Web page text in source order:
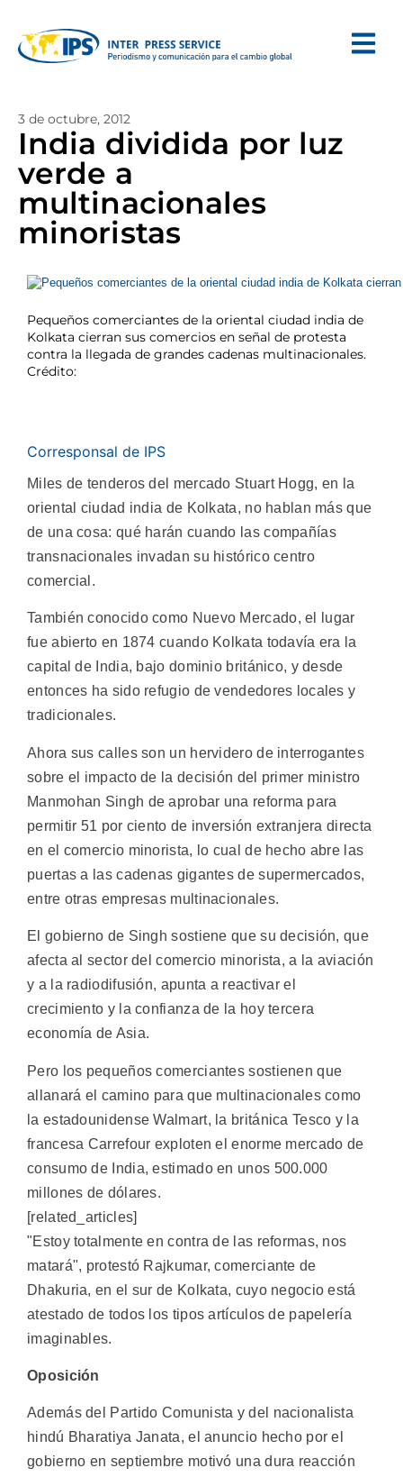
3 de octubre, 2012
India dividida por luz
verde a
multinacionales
minoristas
Pequeños comerciantes de la oriental ciudad india de
Kolkata cierran sus comercios en señal de protesta
contra la llegada de grandes cadenas multinacionales.
Crédito:
Corresponsal de IPS
Miles de tenderos del mercado Stuart Hogg, en la
oriental ciudad india de Kolkata, no hablan más que
de una cosa: qué harán cuando las compañías
transnacionales invadan su histórico centro
comercial.
También conocido como Nuevo Mercado, el lugar
fue abierto en 1874 cuando Kolkata todavía era la
capital de India, bajo dominio británico, y desde
entonces ha sido refugio de vendedores locales y
tradicionales.
Ahora sus calles son un hervidero de interrogantes
sobre el impacto de la decisión del primer ministro
Manmohan Singh de aprobar una reforma para
permitir 51 por ciento de inversión extranjera directa
en el comercio minorista, lo cual de hecho abre las
puertas a las cadenas gigantes de supermercados,
entre otras empresas multinacionales.
El gobierno de Singh sostiene que su decisión, que
afecta al sector del comercio minorista, a la aviación
y a la radiodifusión, apunta a reactivar el
crecimiento y la confianza de la hoy tercera
economía de Asia.
Pero los pequeños comerciantes sostienen que
allanará el camino para que multinacionales como
la estadounidense Walmart, la británica Tesco y la
francesa Carrefour exploten el enorme mercado de
consumo de India, estimado en unos 500.000
millones de dólares.
[related_articles]
"Estoy totalmente en contra de las reformas, nos
matará", protestó Rajkumar, comerciante de
Dhakuria, en el sur de Kolkata, cuyo negocio está
atestado de todos los tipos artículos de papelería
imaginables.
Oposición
Además del Partido Comunista y del nacionalista
hindú Bharatiya Janata, el anuncio hecho por el
gobierno en septiembre motivó una dura reacción